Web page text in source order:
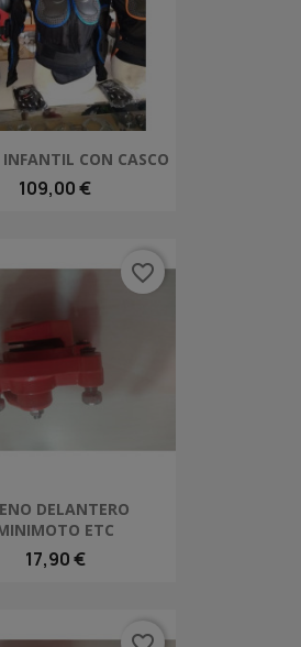
INFANTIL CON CASCO
109,00 €
DELANTERO
ETC
17,90 €
favorite_border